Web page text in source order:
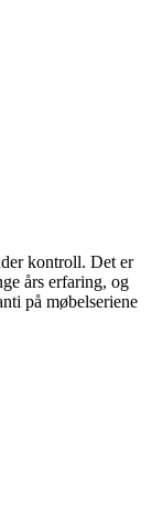
kontroll. Det er
års erfaring, og
på møbelseriene